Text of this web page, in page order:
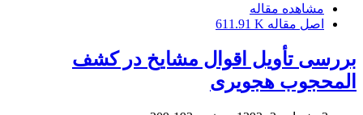
مشاهده مقاله
اصل مقاله 611.91 K
بررسی تأویل اقوال مشایخ در کشف
المحجوب هجویری